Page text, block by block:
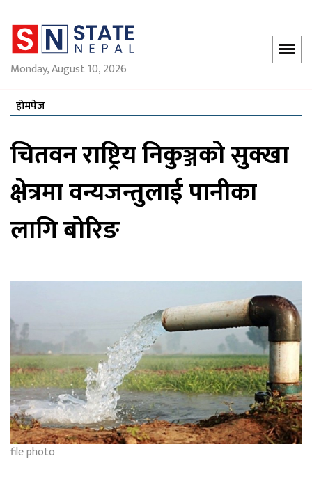
Monday, August 10, 2026
होमपेज
चितवन राष्ट्रिय निकुञ्जको सुक्खा
क्षेत्रमा वन्यजन्तुलाई पानीका
लागि बोरिङ
file photo